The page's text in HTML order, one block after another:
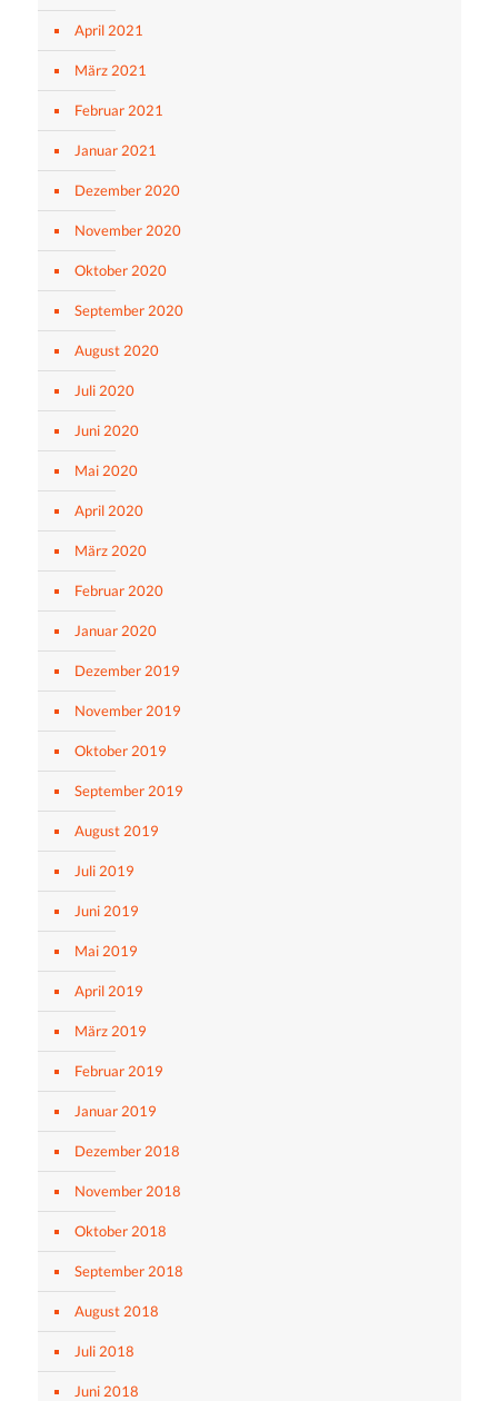
April 2021
März 2021
Februar 2021
Januar 2021
Dezember 2020
November 2020
Oktober 2020
September 2020
August 2020
Juli 2020
Juni 2020
Mai 2020
April 2020
März 2020
Februar 2020
Januar 2020
Dezember 2019
November 2019
Oktober 2019
September 2019
August 2019
Juli 2019
Juni 2019
Mai 2019
April 2019
März 2019
Februar 2019
Januar 2019
Dezember 2018
November 2018
Oktober 2018
September 2018
August 2018
Juli 2018
Juni 2018